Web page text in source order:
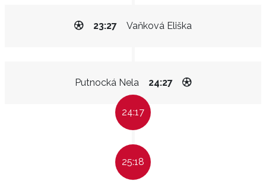
Vaňková Eliška
23:27
Putnocká Nela 24:27
24:17
25:18